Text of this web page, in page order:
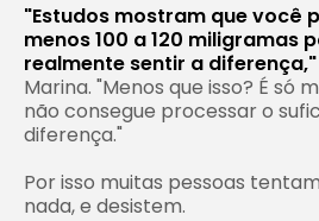
"Estudos mostram que você
menos 100 a 120 miligramas
realmente sentir a diferença,"
Marina. "Menos que isso? É só
não consegue processar o
diferença."
Por isso muitas pessoas
nada, e desistem.